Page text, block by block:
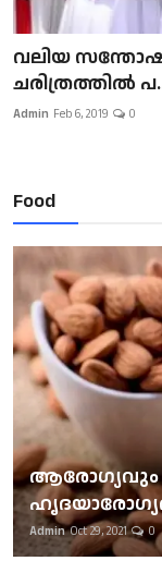
വലിയ
ചരിത്രത്തിൽ
Admin Feb 6, 2019 0
Food
ആരോഗ്യവും
Admin Oct 29, 2021 0